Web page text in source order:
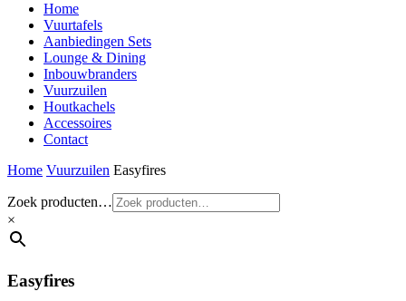
Home
Vuurtafels
Aanbiedingen Sets
Lounge & Dining
Inbouwbranders
Vuurzuilen
Houtkachels
Accessoires
Contact
Home Vuurzuilen Easyfires
Zoek producten…
×
Easyfires